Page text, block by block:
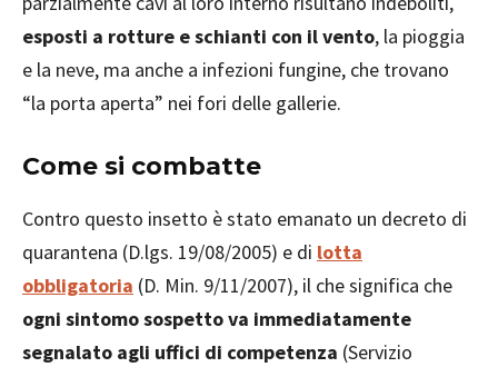
esposti a rotture e schianti con il vento, la pioggia
e la neve, ma anche a infezioni fungine, che trovano
“la porta aperta” nei fori delle gallerie.
Come si combatte
Contro questo insetto è stato emanato un decreto di
quarantena (D.lgs. 19/08/2005) e di lotta
obbligatoria (D. Min. 9/11/2007), il che significa che
ogni sintomo sospetto va immediatamente
segnalato agli uffici di competenza (Servizio